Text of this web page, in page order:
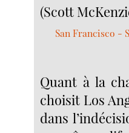
(Scott
San Francisco -
Quant à la
choisit Los
dans